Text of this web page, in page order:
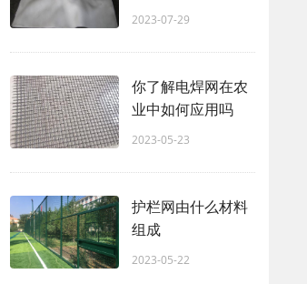
2023-07-29
你了解电焊网在农
业中如何应用吗
2023-05-23
护栏网由什么材料
组成
2023-05-22